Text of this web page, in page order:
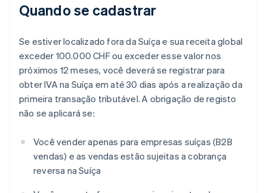
Quando se cadastrar
Se estiver localizado fora da Suíça e sua receita global
exceder 100.000 CHF ou exceder esse valor nos
próximos 12 meses, você deverá se registrar para
obter IVA na Suíça em até 30 dias após a realização da
primeira transação tributável. A obrigação de registo
não se aplicará se:
Você vender apenas para empresas suíças (B2B
vendas) e as vendas estão sujeitas a cobrança
reversa na Suíça